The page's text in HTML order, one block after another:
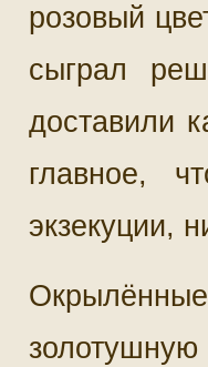
розовый
сыграл
доставили
главное,
экзекуции,
золотушную